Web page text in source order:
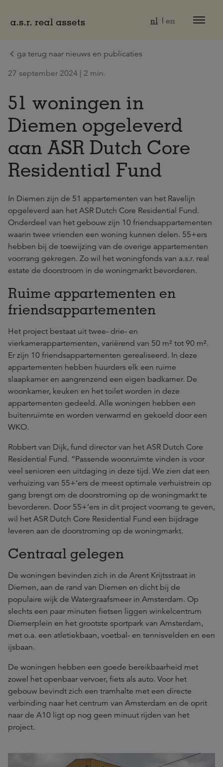
nl en
ga terug naar nieuws en publicaties
27 september 2024 | 2 min.
51 woningen in
Diemen opgeleverd
aan ASR Dutch Core
Residential Fund
In Diemen zijn de 51 appartementen van het Ravelijn
opgeleverd aan het ASR Dutch Core Residential Fund.
Onderdeel van het gebouw zijn 10 friendsappartementen
waarin twee vrienden een woning kunnen delen. 55+ers
hebben bij de toewijzing van de overige appartementen
voorrang gekregen. Zo wil het woningfonds van a.s.r. real
estate de doorstroom in de woningmarkt bevorderen.
Ruime appartementen en
friendsappartementen
Het project bestaat uit twee- drie- en
vierkamerappartementen, variërend van 50 m² tot 90 m².
Er zijn 10 friendsappartementen gerealiseerd. In deze
appartementen hebben huurders elk een ruime
slaapkamer en aangrenzend een eigen badkamer. De
woonkamer, keuken en het toilet worden in deze
appartementen gedeeld. Alle woningen hebben een
buitenruimte en worden verwarmd en gekoeld door een
WKO.
Robbert van Dijk, fund director van het ASR Dutch Core
Residential Fund. “Passende woonruimte vinden is voor
veel senioren een uitdaging in deze tijd. We zien dat een
verhuizing van 55+‘ers de meest optimale verhuistrein op
gang brengt om de doorstroming op de woningmarkt te
bevorderen. Door 55+’ers in dit project voorrang te geven,
wil het ASR Dutch Core Residential Fund een bijdrage
leveren aan de doorstroming op de woningmarkt.
Centraal gelegen
De woningen bevinden zich in de Arent Krijtsstraat in
Diemen, aan de rand van Diemen en dicht bij de
populaire wijk de Watergraafsmeer in Amsterdam. Op
slechts een paar minuten fietsen liggen winkelcentrum
Diemerplein en het grootste sportpark van Amsterdam,
met o.a. een atletiekbaan, voetbal- en tennisvelden en een
ijsbaan.
De woningen hebben een goede bereikbaarheid met
zowel het openbaar vervoer, fiets als auto. Voor het
gebouw bevindt zich een tramhalte met een directe
verbinding naar het centrum van Amsterdam en de oprit
naar de A10 ligt op nog geen minuut rijden van het
project.